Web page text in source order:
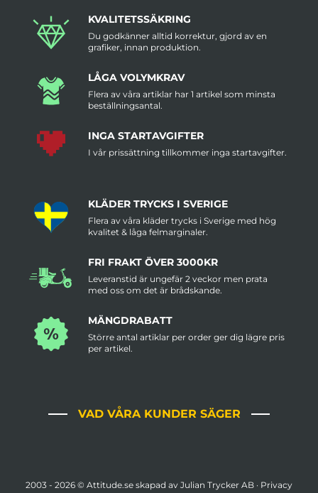
KVALITETSSÄKRING
Du godkänner alltid korrektur, gjord av en
grafiker, innan produktion.
LÅGA VOLYMKRAV
Flera av våra artiklar har 1 artikel som minsta
beställningsantal.
INGA STARTAVGIFTER
I vår prissättning tillkommer inga startavgifter.
KLÄDER TRYCKS I SVERIGE
Flera av våra kläder trycks i Sverige med hög
kvalitet & låga felmarginaler.
FRI FRAKT ÖVER 3000KR
Leveranstid är ungefär 2 veckor men prata
med oss om det är brådskande.
MÄNGDRABATT
Större antal artiklar per order ger dig lägre pris
per artikel.
VAD VÅRA KUNDER SÄGER
2003 - 2026 © Attitude.se skapad av Julian Trycker AB · Privacy